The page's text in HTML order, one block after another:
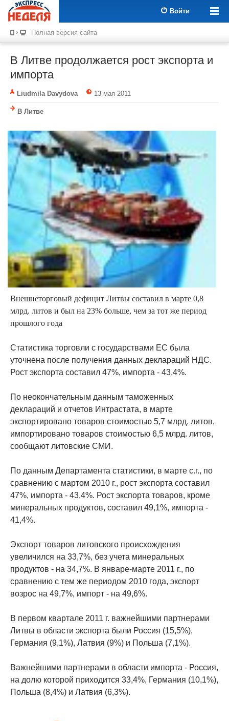
Войти
Полная версия сайта
В Литве продолжается рост экспорта и
импорта
Liudmila Davydova 13 мая 2011
В Литве
Внешнеторговый дефицит Литвы составил в марте 0,8
млрд. литов и был на 23% больше, чем за тот же период
прошлого года
Статистика торговли с государствами ЕС была
уточнена после получения данных деклараций НДС.
Рост экспорта составил 47%, импорта - 43,4%.
По неокончательным данным таможенных
деклараций и отчетов Интрастата, в марте
экспортировано товаров стоимостью 5,7 млрд. литов,
импортировано товаров стоимостью 6,5 млрд. литов,
сообщают литовские СМИ.
По данным Департамента статистики, в марте с.г., по
сравнению с мартом 2010 г., рост экспорта составил
47%, импорта - 43,4%. Рост экспорта товаров, кроме
минеральных продуктов, составил 49,1%, импорта -
41,4%.
Экспорт товаров литовского происхождения
увеличился на 33,7%, без учета минеральных
продуктов - на 34,7%. В январе-марте 2011 г., по
сравнению с тем же периодом 2010 года, экспорт
возрос на 49,7%, импорт - на 49,6%.
В первом квартале 2011 г. важнейшими партнерами
Литвы в области экспорта были Россия (15,5%),
Германия (9,1%), Латвия (9%) и Польша (7,1%).
Важнейшими партнерами в области импорта - Россия,
на долю которой приходится 33,4%, Германия (10,1%),
Польша (8,4%) и Латвия (6,3%).